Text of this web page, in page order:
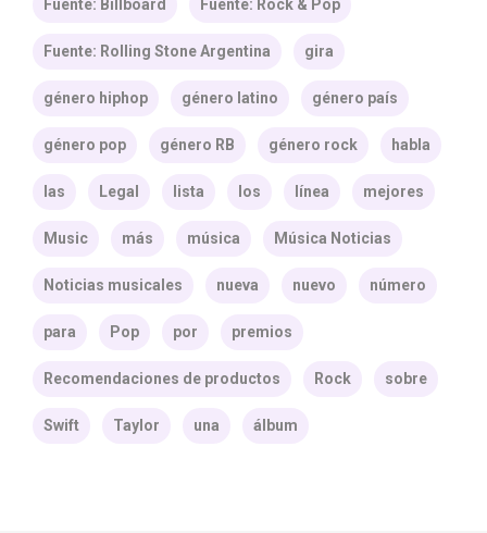
Fuente: Billboard Fuente: Rock & Pop
Fuente: Rolling Stone Argentina gira
género hiphop género latino género país
género pop género RB género rock habla
las Legal lista los línea mejores
Music más música Música Noticias
Noticias musicales nueva nuevo número
para Pop por premios
Recomendaciones de productos Rock sobre
Swift Taylor una álbum